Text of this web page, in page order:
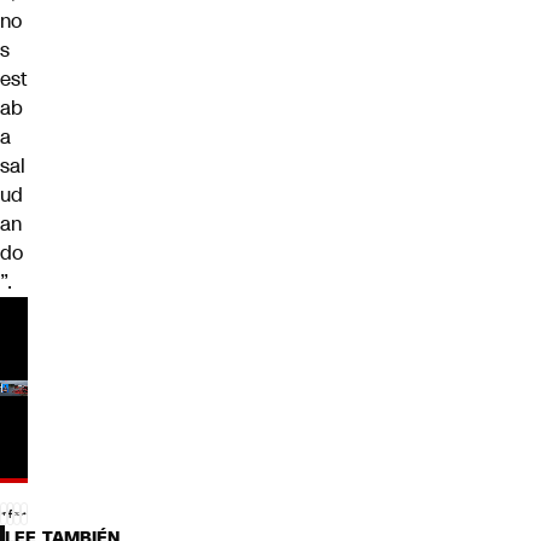
no
s
est
ab
a
sal
ud
an
do
”.